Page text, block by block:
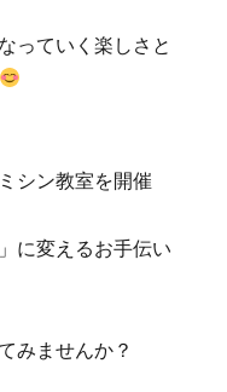
っていく楽しさと
シン教室を開催
に変えるお手伝い
みませんか？